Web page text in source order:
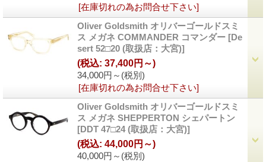
[在庫切れの為お問合せ下さい]
Oliver Goldsmith オリバーゴールドスミ
ス メガネ COMMANDER コマンダー [De
sert 52□20 (取扱店：大宮)]
34,000円～ (税別)
(税込: 37,400円～)
[在庫切れの為お問合せ下さい]
Oliver Goldsmith オリバーゴールドスミ
ス メガネ SHEPPERTON シェパートン
[DDT 47□24 (取扱店：大宮)]
40,000円～ (税別)
(税込: 44,000円～)